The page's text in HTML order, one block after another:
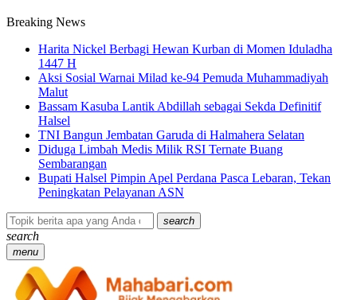
Breaking News
Harita Nickel Berbagi Hewan Kurban di Momen Iduladha
1447 H
Aksi Sosial Warnai Milad ke-94 Pemuda Muhammadiyah
Malut
Bassam Kasuba Lantik Abdillah sebagai Sekda Definitif
Halsel
TNI Bangun Jembatan Garuda di Halmahera Selatan
Diduga Limbah Medis Milik RSI Ternate Buang
Sembarangan
Bupati Halsel Pimpin Apel Perdana Pasca Lebaran, Tekan
Peningkatan Pelayanan ASN
search
search
menu